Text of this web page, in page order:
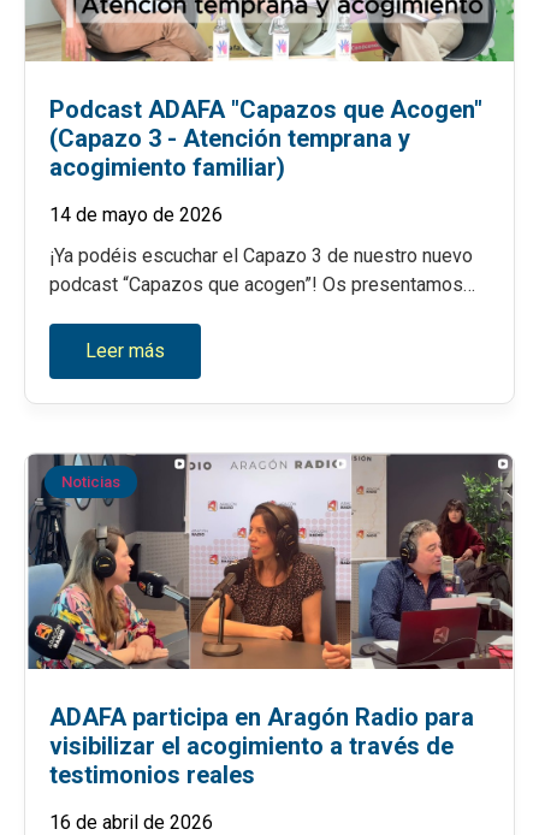
Podcast ADAFA "Capazos que Acogen"
(Capazo 3 - Atención temprana y
acogimiento familiar)
14 de mayo de 2026
¡Ya podéis escuchar el Capazo 3 de nuestro nuevo
podcast “Capazos que acogen”! Os presentamos…
Leer más
Noticias
ADAFA participa en Aragón Radio para
visibilizar el acogimiento a través de
testimonios reales
16 de abril de 2026